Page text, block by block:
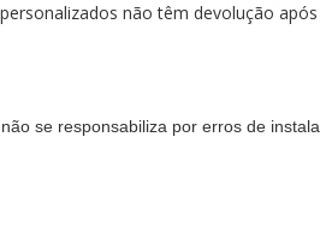
não têm devolução
se responsabiliza por erros de